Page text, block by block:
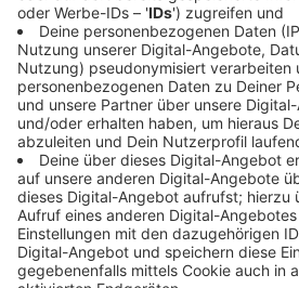
müssen wir uns auch weiterhin
Die Dhünntalsperre ist gut gefüllt,
Wupperverband. Die
Umgebung dagegen laufen durch
immer leerer. Ihre Aufgabe ist es,
Mindestwasserstand unserer
um die Lebewesen darin zu
Anzeige